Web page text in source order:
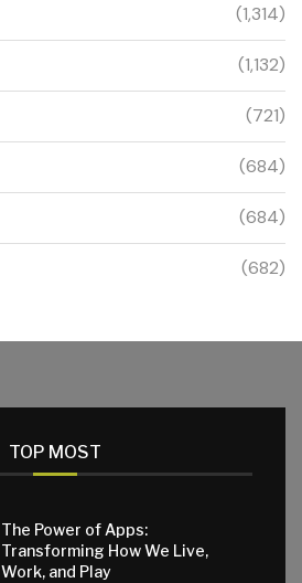
(1,314)
(1,132)
(721)
(684)
(684)
(682)
TOP MOST
The Power of Apps:
Transforming How We Live,
Work, and Play